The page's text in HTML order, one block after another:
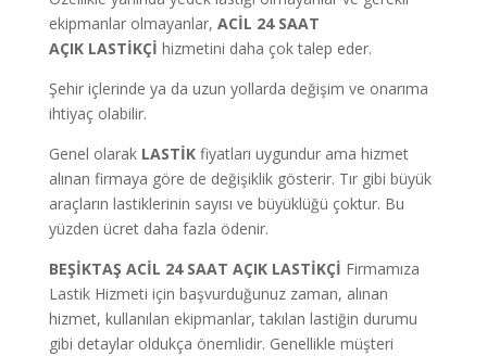
ekipmanlar olmayanlar, ACİL 24 SAAT
AÇIKLASTİKÇİ hizmetini daha çok talep eder.
Şehir içlerinde ya da uzun yollarda değişim ve onarıma
ihtiyaç olabilir.
Genel olarak LASTİK fiyatları uygundur ama hizmet
alınan firmaya göre de değişiklik gösterir. Tır gibi büyük
araçların lastiklerinin sayısı ve büyüklüğü çoktur. Bu
yüzden ücret daha fazla ödenir.
BEŞİKTAŞ ACİL 24 SAAT AÇIK LASTİKÇİ Firmamıza
Lastik Hizmeti için başvurduğunuz zaman, alınan
hizmet, kullanılan ekipmanlar, takılan lastiğin durumu
gibi detaylar oldukça önemlidir. Genellikle müşteri